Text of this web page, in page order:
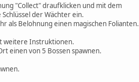
"Collect" draufklicken und mit dem
der Wächter ein.
als Belohnung einen magischen Folianten.
weitere Instruktionen.
einen von 5 Bossen spawnen.